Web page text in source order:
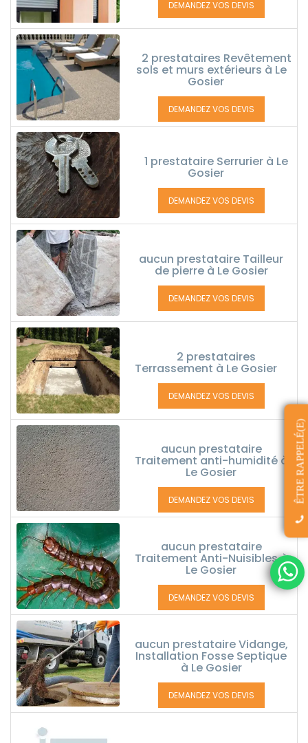
DEMANDEZ VOS DEVIS
2 prestataires Revêtement
sols et murs extérieurs à Le
Gosier
DEMANDEZ VOS DEVIS
1 prestataire Serrurier à Le
Gosier
DEMANDEZ VOS DEVIS
aucun prestataire Tailleur
de pierre à Le Gosier
DEMANDEZ VOS DEVIS
2 prestataires
Terrassement à Le Gosier
DEMANDEZ VOS DEVIS
aucun prestataire
Traitement anti-humidité à
Le Gosier
DEMANDEZ VOS DEVIS
aucun prestataire
Traitement Anti-Nuisibles à
Le Gosier
DEMANDEZ VOS DEVIS
aucun prestataire Vidange,
Installation Fosse Septique
à Le Gosier
DEMANDEZ VOS DEVIS
ÊTRE RAPPELÉ(E)